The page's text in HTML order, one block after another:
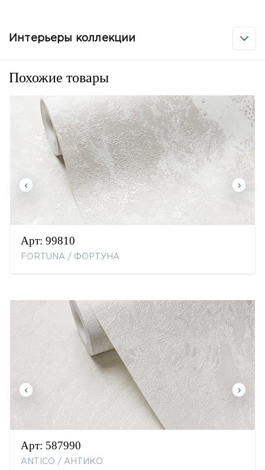
Интерьеры коллекции
Похожие товары
Арт: 99810
FORTUNA / ФОРТУНА
Арт: 587990
ANTICO / АНТИКО